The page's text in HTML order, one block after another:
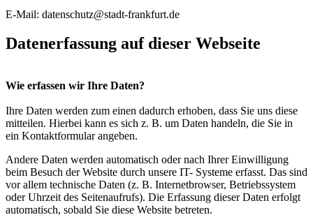
E-Mail: datenschutz@stadt-frankfurt.de
Datenerfassung auf dieser Webseite
Wie erfassen wir Ihre Daten?
Ihre Daten werden zum einen dadurch erhoben, dass Sie uns diese
mitteilen. Hierbei kann es sich z. B. um Daten handeln, die Sie in
ein Kontaktformular angeben.
Andere Daten werden automatisch oder nach Ihrer Einwilligung
beim Besuch der Website durch unsere IT- Systeme erfasst. Das sind
vor allem technische Daten (z. B. Internetbrowser, Betriebssystem
oder Uhrzeit des Seitenaufrufs). Die Erfassung dieser Daten erfolgt
automatisch, sobald Sie diese Website betreten.